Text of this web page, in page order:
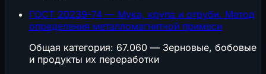
ГОСТ 20239-74 — Мука, крупа и отруби. Метод
определения металломагнитной примеси
Общая категория: 67.060 — Зерновые, бобовые
и продукты их переработки